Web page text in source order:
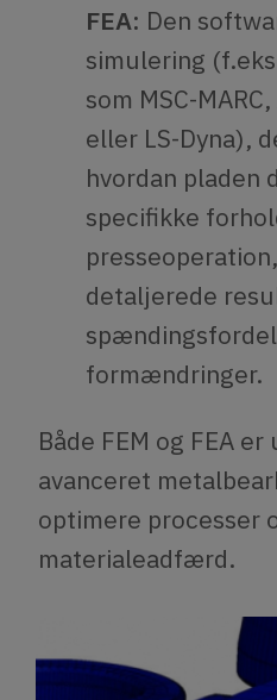
FEA: Den
simulering
som MSC-
eller LS-Dyna),
hvordan pladen
specifikke
detaljerede
formændringer.
Både FEM og FEA
avanceret
optimere processer
materialeadfærd.